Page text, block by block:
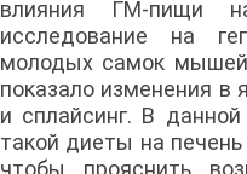
влияния ГМ-пищи
исследование на
молодых самок
показало изменения в
и сплайсинг. В
такой диеты на
чтобы прояснить